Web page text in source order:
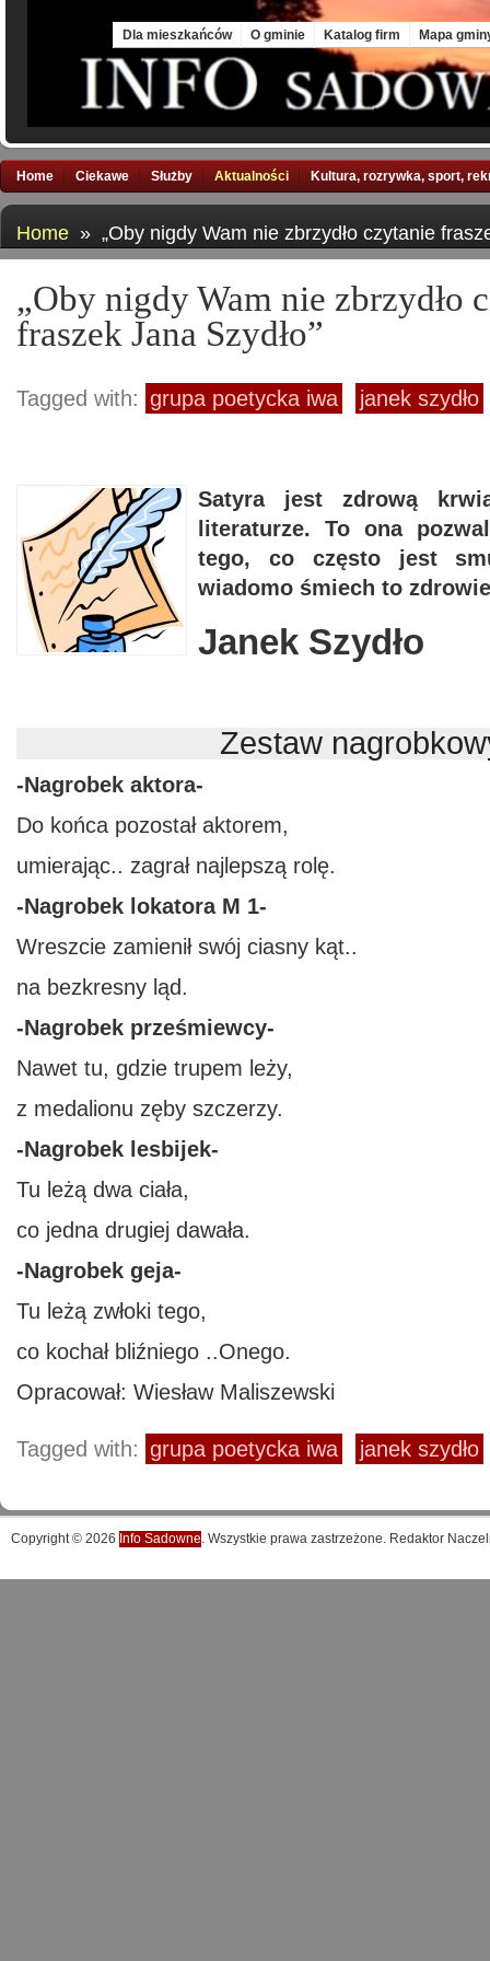
Dla mieszkańców O gminie Katalog firm Mapa
Home Ciekawe Służby Aktualności Kultura, rozrywka, sport,
Home » „Oby nigdy Wam nie zbrzydło czytanie
„Oby nigdy Wam nie zbrzydło
fraszek Jana Szydło”
Tagged with: grupa poetycka iwa janek szydło
Satyra jest zdrową
literaturze. To ona
tego, co często jest
wiadomo śmiech to
Janek Szydło
Zestaw
-Nagrobek aktora-
Do końca pozostał aktorem,
umierając.. zagrał najlepszą rolę.
-Nagrobek lokatora M 1-
Wreszcie zamienił swój ciasny kąt..
na bezkresny ląd.
-Nagrobek prześmiewcy-
Nawet tu, gdzie trupem leży,
z medalionu zęby szczerzy.
-Nagrobek lesbijek-
Tu leżą dwa ciała,
co jedna drugiej dawała.
-Nagrobek geja-
Tu leżą zwłoki tego,
co kochał bliźniego ..Onego.
Opracował: Wiesław Maliszewski
Tagged with: grupa poetycka iwa janek szydło
Copyright © 2026 Info Sadowne. Wszystkie prawa zastrzeżone. Redaktor